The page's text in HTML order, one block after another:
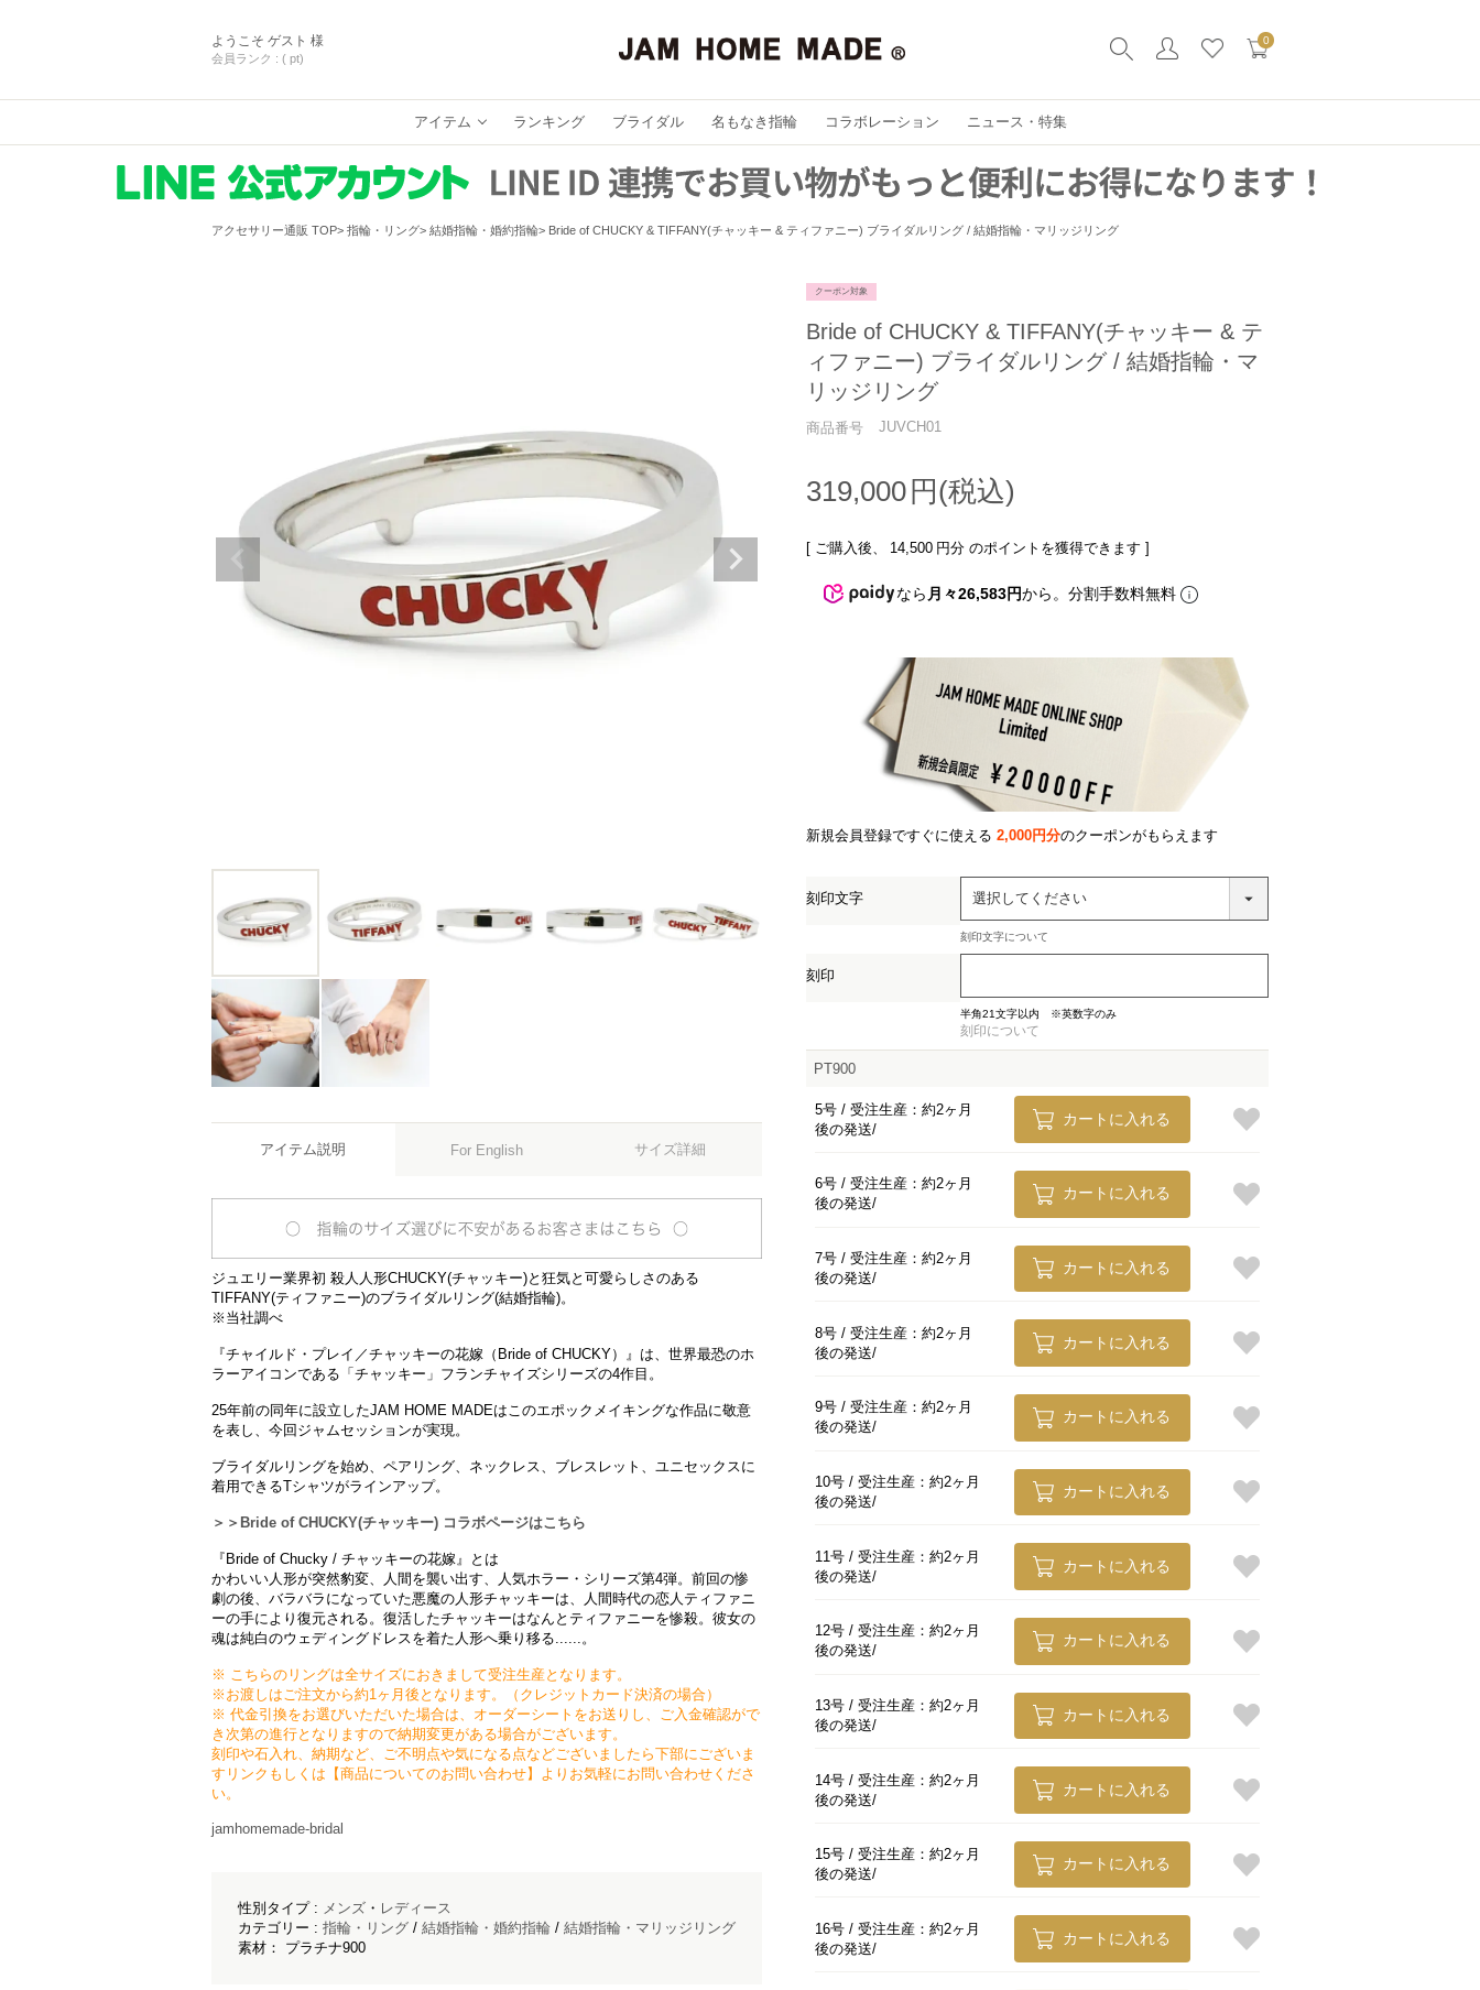
ようこそ ゲスト 様
会員ランク : ( pt)
0
アイテム ランキング ブライダル 名もなき指輪 コラボレーション ニュース・特集
アクセサリー通販 TOP 指輪・リング 結婚指輪・婚約指輪 Bride of CHUCKY & TIFFANY(チャッキー & ティファニー) ブライダルリング / 結婚指輪・マリッジリング
アイテム説明 For English サイズ詳細
ジュエリー業界初 殺人人形CHUCKY(チャッキー)と狂気と可愛らしさのある
TIFFANY(ティファニー)のブライダルリング(結婚指輪)。
※当社調べ
『チャイルド・プレイ／チャッキーの花嫁（Bride of CHUCKY）』は、世界最恐のホ
ラーアイコンである「チャッキー」フランチャイズシリーズの4作目。
25年前の同年に設立したJAM HOME MADEはこのエポックメイキングな作品に敬意
を表し、今回ジャムセッションが実現。
ブライダルリングを始め、ペアリング、ネックレス、ブレスレット、ユニセックスに
着用できるTシャツがラインアップ。
＞＞Bride of CHUCKY(チャッキー) コラボページはこちら
『Bride of Chucky / チャッキーの花嫁』とは
かわいい人形が突然豹変、人間を襲い出す、人気ホラー・シリーズ第4弾。前回の惨
劇の後、バラバラになっていた悪魔の人形チャッキーは、人間時代の恋人ティファニ
ーの手により復元される。復活したチャッキーはなんとティファニーを惨殺。彼女の
魂は純白のウェディングドレスを着た人形へ乗り移る......。
※ こちらのリングは全サイズにおきまして受注生産となります。
※お渡しはご注文から約1ヶ月後となります。（クレジットカード決済の場合）
※ 代金引換をお選びいただいた場合は、オーダーシートをお送りし、ご入金確認がで
き次第の進行となりますので納期変更がある場合がございます。
刻印や石入れ、納期など、ご不明点や気になる点などございましたら下部にございま
すリンクもしくは【商品についてのお問い合わせ】よりお気軽にお問い合わせくださ
い。
jamhomemade-bridal
性別タイプ : メンズ ・ レディース
カテゴリー : 指輪・リング / 結婚指輪・婚約指輪 / 結婚指輪・マリッジリング
素材： プラチナ900
クーポン対象
Bride of CHUCKY & TIFFANY(チャッキー & テ
ィファニー) ブライダルリング / 結婚指輪・マ
リッジリング
商品番号 JUVCH01
319,000
[ ご購入後、 14,500 円分 のポイントを獲得できます ]
なら 月々26,583円から。分割手数料無料
新規会員登録ですぐに使える 2,000円分のクーポンがもらえます
刻印文字
刻印文字について
刻印
半角21文字以内 ※英数字のみ
刻印について
PT900
5号 / 受注生産：約2ヶ月
後の発送
カートに入れる
6号 / 受注生産：約2ヶ月
後の発送
カートに入れる
7号 / 受注生産：約2ヶ月
後の発送
カートに入れる
8号 / 受注生産：約2ヶ月
後の発送
カートに入れる
9号 / 受注生産：約2ヶ月
後の発送
カートに入れる
10号 / 受注生産：約2ヶ月
後の発送
カートに入れる
11号 / 受注生産：約2ヶ月
後の発送
カートに入れる
12号 / 受注生産：約2ヶ月
後の発送
カートに入れる
13号 / 受注生産：約2ヶ月
後の発送
カートに入れる
14号 / 受注生産：約2ヶ月
後の発送
カートに入れる
15号 / 受注生産：約2ヶ月
後の発送
カートに入れる
16号 / 受注生産：約2ヶ月
後の発送
カートに入れる